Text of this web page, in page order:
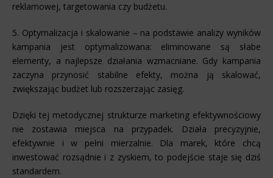
reklamowej, targetowania czy budżetu.
5. Optymalizacja i skalowanie – na podstawie analizy wyników
kampania jest optymalizowana: eliminowane są słabe
elementy, a najlepsze działania wzmacniane. Gdy kampania
zaczyna przynosić stabilne efekty, można ją skalować,
zwiększając budżet lub rozszerzając zasięg.
Dzięki tej metodycznej strukturze marketing efektywnościowy
nie zostawia miejsca na przypadek. Działa precyzyjnie,
efektywnie i w pełni mierzalnie. Dla marek, które chcą
inwestować rozsądnie i z zyskiem, to podejście staje się dziś
standardem.